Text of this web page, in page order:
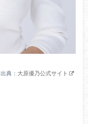
出典：大原優乃公式サイト